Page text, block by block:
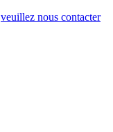
veuillez nous contacter